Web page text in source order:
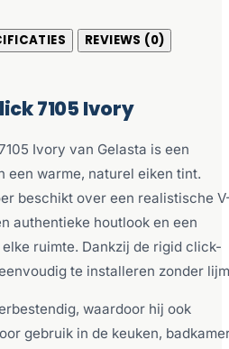
REVIEWS (0)
7105 Ivory
Ivory van Gelasta is een
een warme, naturel eiken tint.
beschikt over een realistische
authentieke houtlook en een
ruimte. Dankzij de rigid click-
te installeren zonder
waardoor hij ook
gebruik in de keuken,